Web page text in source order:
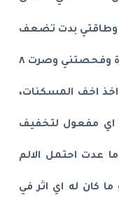
وطاقتي بدت تضعف
اخف المسكنات،
مفعول لتخفيف
وصل توسع عنق الرحم ل١٠ وما عدت احتمل الالم
كان له اي اثر في